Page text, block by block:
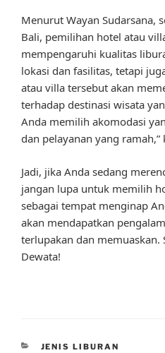
Menurut Wayan Sudarsana,
Bali, pemilihan hotel atau
mempengaruhi kualitas
lokasi dan fasilitas, tetapi
atau villa tersebut akan
terhadap destinasi wisata
Anda memilih akomodasi
dan pelayanan yang ramah,”
Jadi, jika Anda sedang
jangan lupa untuk memilih
sebagai tempat menginap
akan mendapatkan
terlupakan dan memuaskan.
Dewata!
CATEGORIES
JENIS LIBURAN